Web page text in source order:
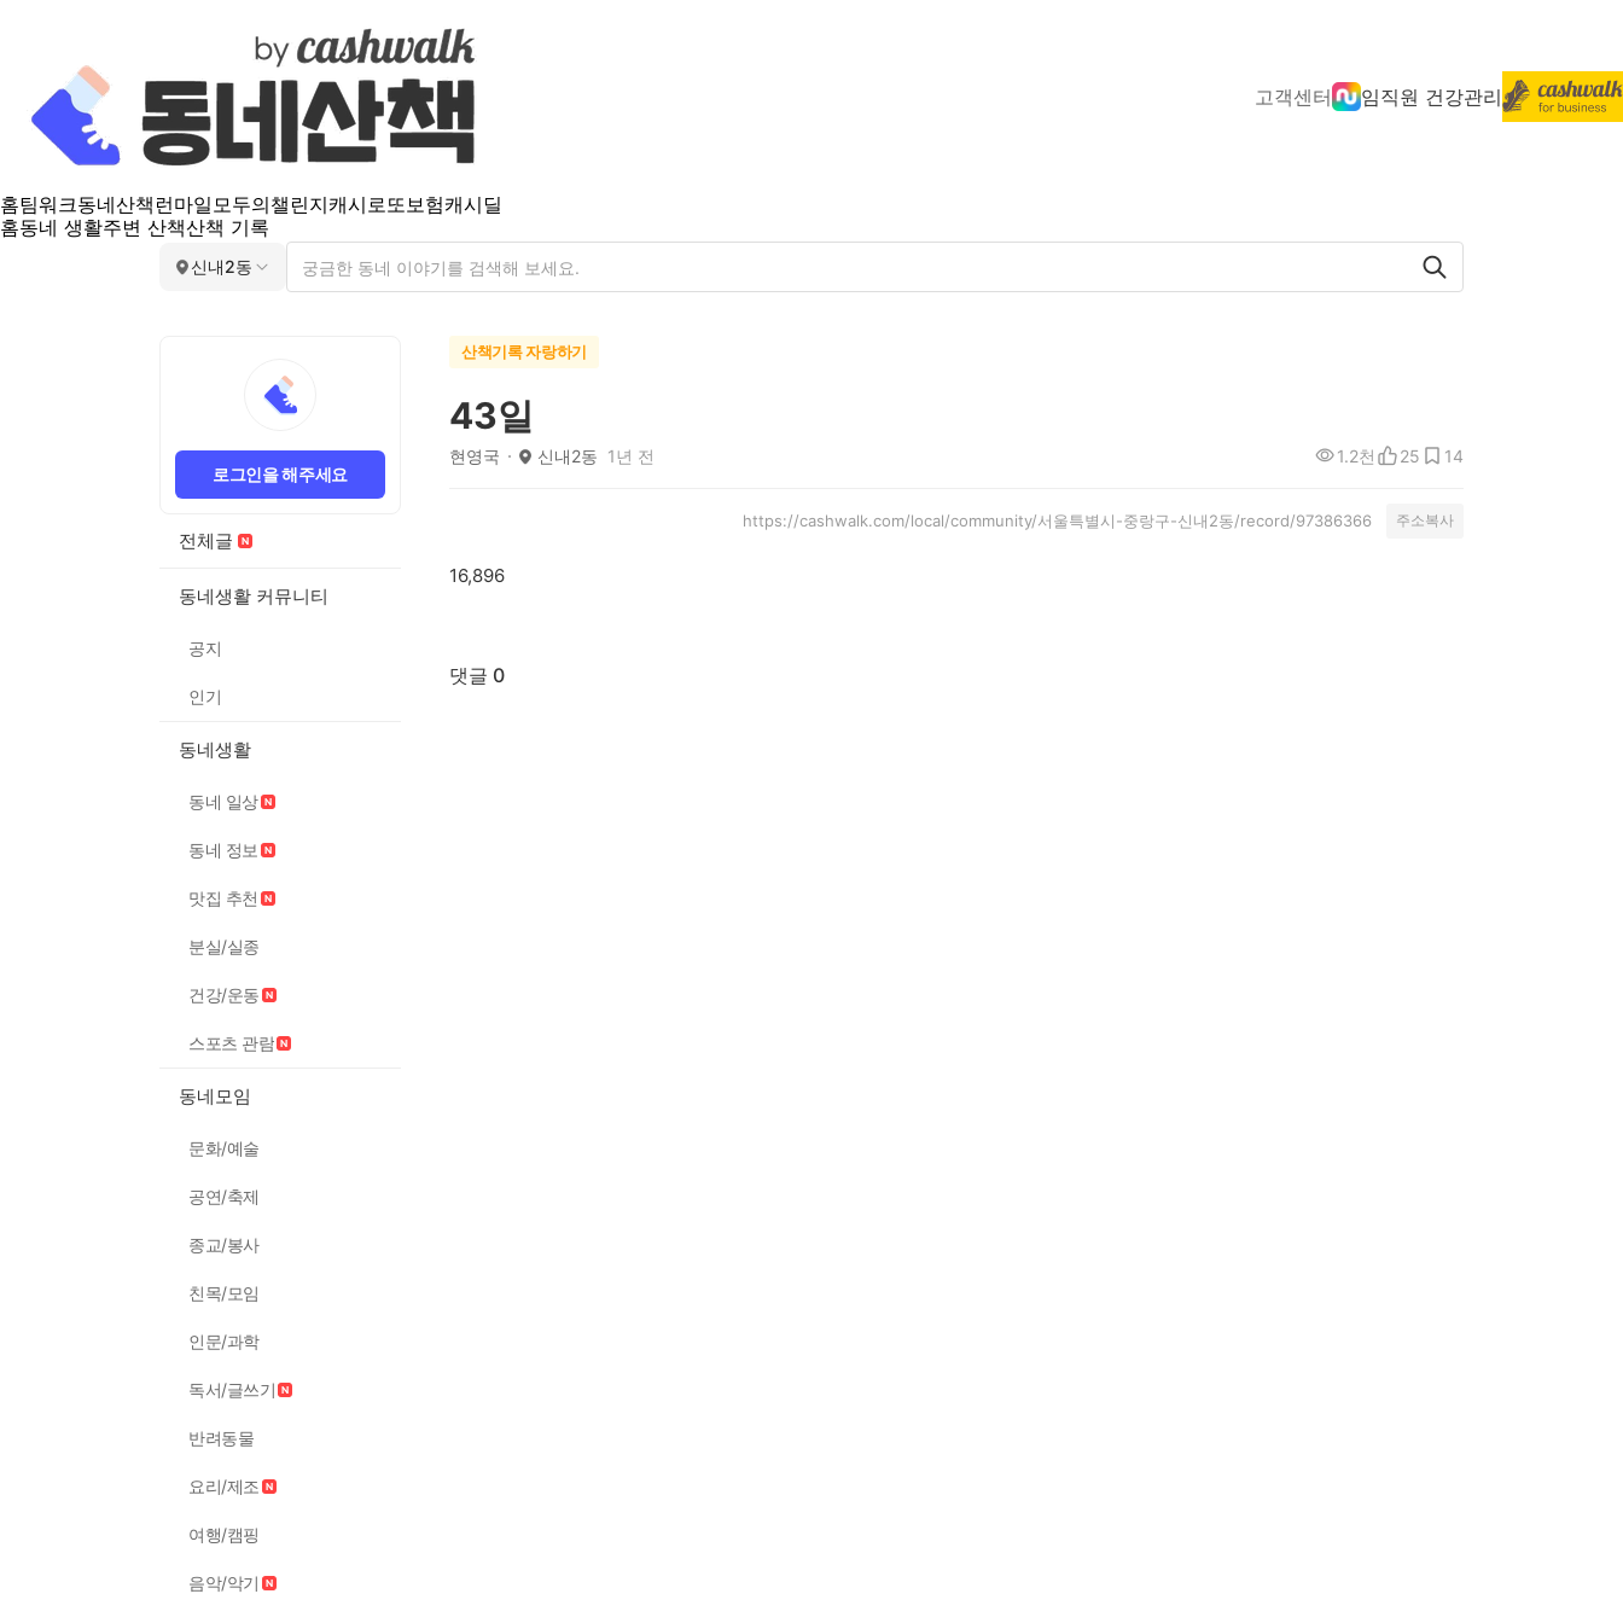
고객센터 임직원 건강관리
홈팀워크동네산책 런마일모두의챌린지캐시로또보험캐시딜
홈동네 생활주변 산책산책 기록
신내2동
로그인을 해주세요
전체글
동네생활 커뮤니티
공지
인기
동네생활
동네 일상
동네 정보
맛집 추천
분실/실종
건강/운동
스포츠 관람
동네모임
문화/예술
공연/축제
종교/봉사
친목/모임
인문/과학
독서/글쓰기
반려동물
요리/제조
여행/캠핑
음악/악기
산책기록 자랑하기
43일
현영국 신내2동 1년 전 1.2천 25 14
https://cashwalk.com/local/community/서울특별시-중랑구-신내2동/record/97386366 주소복사
16,896
댓글 0